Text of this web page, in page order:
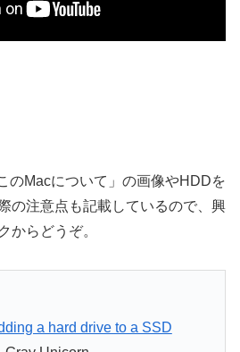
のMacについて」の画像やHDDを
の注意点も記載しているので、興
からどうぞ。
a hard drive to a SSD